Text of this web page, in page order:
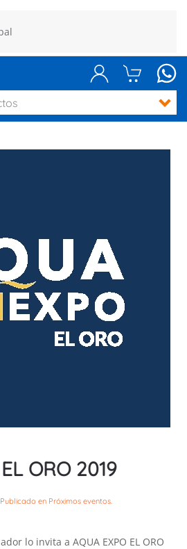
ORO 2019
. Publicado en Próximos eventos
lo invita a AQUA EXPO EL ORO